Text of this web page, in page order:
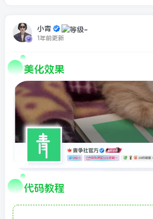
小青
1年前更新
美化效果
代码教程